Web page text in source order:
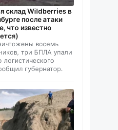
склад Wildberries в
после атаки
что известно
восемь
три БПЛА упали
логистического
губернатор.